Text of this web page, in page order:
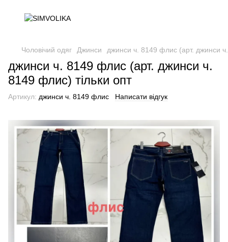
Чоловічий одяг Джинси джинси ч. 8149 флис (арт. джинси
джинси ч. 8149 флис (арт. джинси ч.
8149 флис) тільки опт
Артикул: джинси ч. 8149 флис Написати відгук